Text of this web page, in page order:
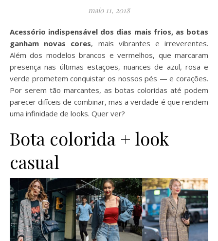
maio 11, 2018
Acessório indispensável dos dias mais frios, as botas
ganham novas cores, mais vibrantes e irreverentes.
Além dos modelos brancos e vermelhos, que marcaram
presença nas últimas estações, nuances de azul, rosa e
verde prometem conquistar os nossos pés — e corações.
Por serem tão marcantes, as botas coloridas até podem
parecer difíceis de combinar, mas a verdade é que rendem
uma infinidade de looks. Quer ver?
Bota colorida + look
casual